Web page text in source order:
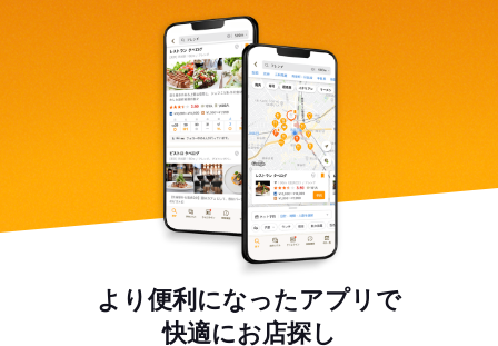
より便利になったアプリで
快適にお店探し